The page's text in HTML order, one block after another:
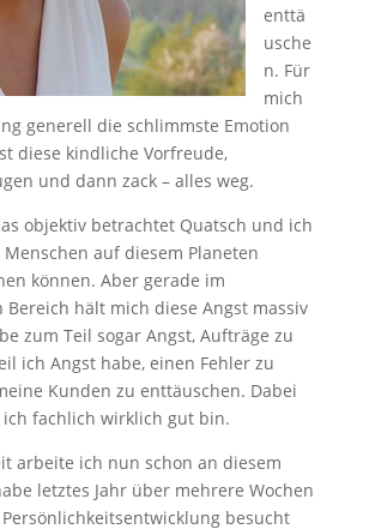
enttä
usche
n. Für
mich
generell die schlimmste Emotion
diese kindliche Vorfreude,
und dann zack – alles weg.
objektiv betrachtet Quatsch und ich
auf diesem Planeten
können. Aber gerade im
Bereich hält mich diese Angst massiv
zum Teil sogar Angst, Aufträge zu
ich Angst habe, einen Fehler zu
Kunden zu enttäuschen. Dabei
ich fachlich wirklich gut bin.
arbeite ich nun schon an diesem
letztes Jahr über mehrere Wochen
besucht